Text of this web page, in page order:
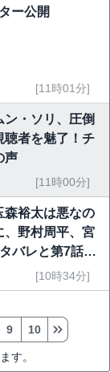
ー公開
[11時01分]
ン・ソリ、圧倒
聴者を魅了！チ
声
[11時00分]
森裕太は悪なの
、野村周平、宮
バレと第7話予
[10時34分]
す。
9 10